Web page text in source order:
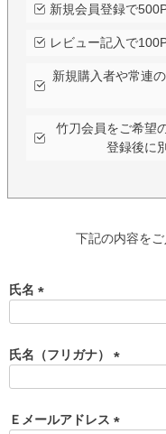
新規会員登録で
レビュー記入で
新規購入者や常連
竹刀会員をご希望
登録後に
下記の内容をご
氏名
須
)
氏名（フリガナ）
須
Ｅメールアドレス